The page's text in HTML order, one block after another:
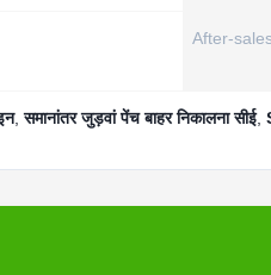
After-
,समानांतर जुड़वां पेंच बाहर निकालना सीई,